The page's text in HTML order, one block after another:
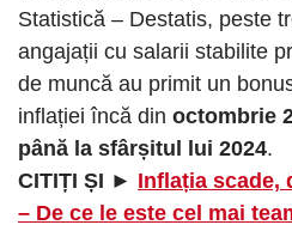
Statistică – Destatis, peste
angajații cu salarii stabilite
de muncă au primit un
inflației încă din octombrie
până la sfârșitul lui 2024.
CITIȚI ȘI ► Inflația scade,
– De ce le este cel mai